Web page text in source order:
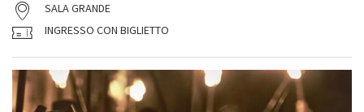
SALA GRANDE
INGRESSO CON BIGLIETTO